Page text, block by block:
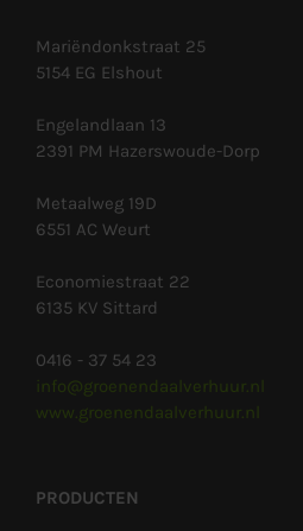
Mariëndonkstraat 25
5154 EG Elshout
Engelandlaan 13
2391 PM Hazerswoude-Dorp
Metaalweg 19D
6551 AC Weurt
Economiestraat 22
6135 KV Sittard
0416 - 37 54 23
info@groenendaalverhuur.nl
www.groenendaalverhuur.nl
PRODUCTEN